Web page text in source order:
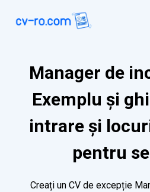
Manager de
Exemplu și
intrare și
pentru
Creați un CV de excepție